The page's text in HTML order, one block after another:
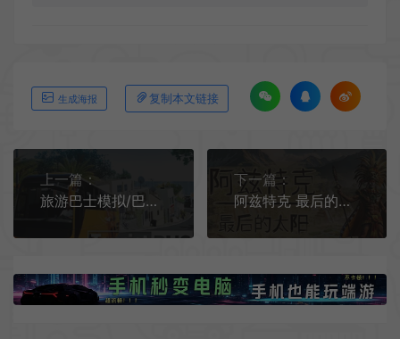
生成海报 复制本文链接
上一篇：
旅游巴士模拟/巴士公司经验游戏 Tourist Bus Simulator 下载
下一篇：
阿兹特克 最后的太阳 / Aztecs The Last Sun 城市建设生存挑战游戏